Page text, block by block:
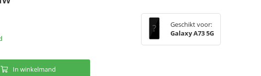
Geschikt voor:
Galaxy A73 5G
In winkelmand